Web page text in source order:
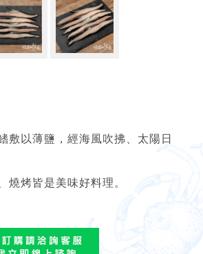
敷以薄鹽，經海風吹拂、太陽日
燒烤皆是美味好料理。